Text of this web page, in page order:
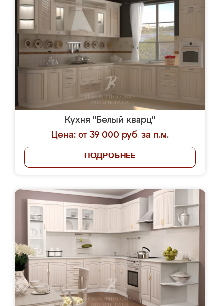
Кухня "Белый кварц"
Цена: от 39 000 руб. за п.м.
ПОДРОБНЕЕ